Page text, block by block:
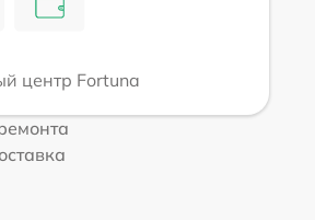
центр Fortuna